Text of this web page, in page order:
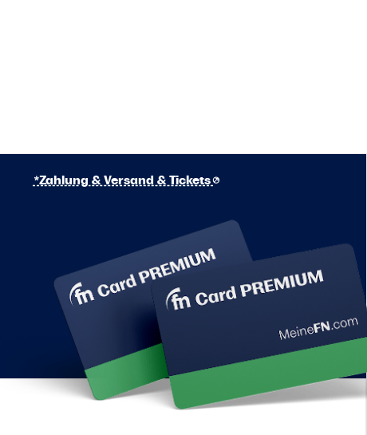
*Zahlung & Versand & Tickets